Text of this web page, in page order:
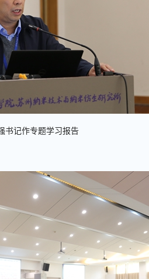
记作专题学习报告